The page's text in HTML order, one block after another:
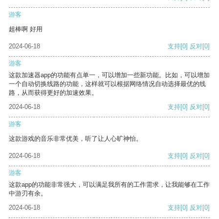
游客
超棒啊 好用
2024-06-18 支持[0] 反对[0]
游客
这款加速器app的功能有点单一，可以增加一些新功能。比如，可以增加
一个自动切换线路的功能，这样就可以根据网络情况自动选择最优的线
路，从而获得更好的加速效果。
2024-06-18
支持[0] 反对[0]
游客
这款游戏的音乐非常优美，听了让人心旷神怡。
2024-06-18 支持[0] 反对[0]
游客
这款app的功能非常强大，可以满足我所有的工作需求，让我能够在工作
中游刃有余。
2024-06-18
支持[0] 反对[0]